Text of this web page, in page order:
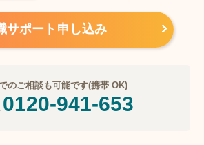
サポート申し込み
のご相談も可能です(携帯 OK)
0120-941-653